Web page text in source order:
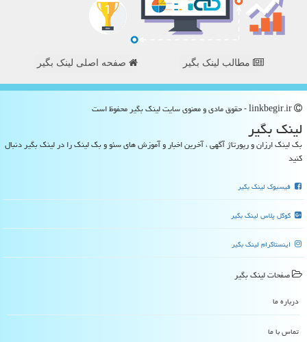
مطالب لینک بگیر صفحه اصلی لینک بگیر
لینك بگیر
بک لینک ارزان و رپورتاژ آگهی ، آخرین اخبار و آموزش های سئو و بک لینک را در لینک بگیر دنبال
کنید
فیسبوک لینک بگیر
گوگل پلاس لینک بگیر
اینستاگرام لینک بگیر
صفحات لینك بگیر
درباره ما
تماس با ما